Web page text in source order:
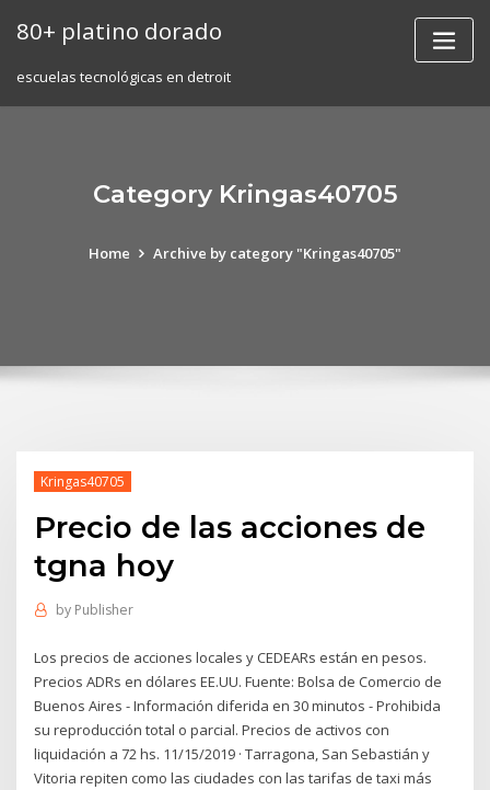
80+ platino dorado
escuelas tecnológicas en detroit
Category Kringas40705
Home Archive by category "Kringas40705"
Kringas40705
Precio de las acciones de
tgna hoy
by Publisher
Los precios de acciones locales y CEDEARs están en pesos.
Precios ADRs en dólares EE.UU. Fuente: Bolsa de Comercio de
Buenos Aires - Información diferida en 30 minutos - Prohibida
su reproducción total o parcial. Precios de activos con
liquidación a 72 hs. 11/15/2019 · Tarragona, San Sebastián y
Vitoria repiten como las ciudades con las tarifas de taxi más